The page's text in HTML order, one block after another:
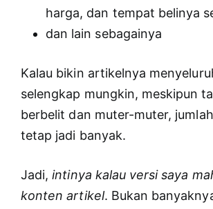
harga, dan tempat belinya
dan lain sebagainya
Kalau bikin artikelnya
selengkap mungkin, meskipun
berbelit dan muter-muter,
tetap jadi banyak.
Jadi,intinya kalau versi saya
konten artikel. Bukan